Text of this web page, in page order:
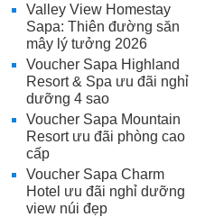
Valley View Homestay
Sapa: Thiên đường săn
mây lý tưởng 2026
Voucher Sapa Highland
Resort & Spa ưu đãi nghỉ
dưỡng 4 sao
Voucher Sapa Mountain
Resort ưu đãi phòng cao
cấp
Voucher Sapa Charm
Hotel ưu đãi nghỉ dưỡng
view núi đẹp